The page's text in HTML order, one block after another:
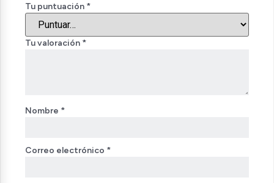
Tu puntuación *
Tu valoración *
Nombre *
Correo electrónico *